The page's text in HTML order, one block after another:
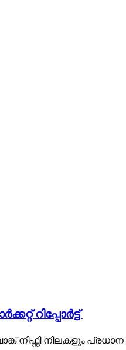
റിപ്പോർട്ട്
ബാങ്ക് നിഫ്റ്റി നിലകളും